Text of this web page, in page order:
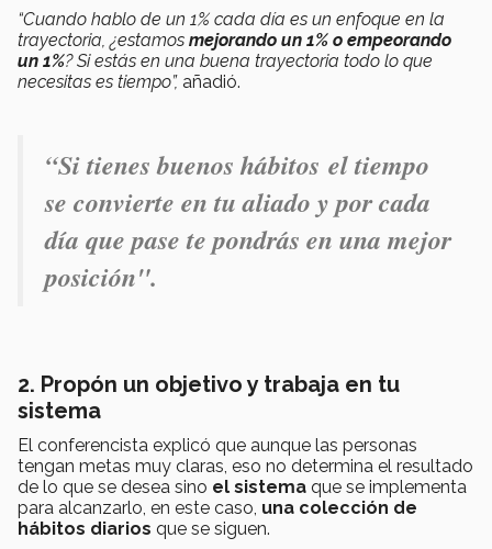
“Cuando hablo de un 1% cada día es un enfoque en la
trayectoria, ¿estamos mejorando un 1% o empeorando
un 1%? Si estás en una buena trayectoria todo lo que
necesitas es tiempo”, añadió.
“Si tienes buenos hábitos el tiempo
se convierte en tu aliado y por cada
día que pase te pondrás en una mejor
posición".
2. Propón un objetivo y trabaja en tu
sistema
El conferencista explicó que aunque las personas
tengan metas muy claras, eso no determina el resultado
de lo que se desea sino el sistema que se implementa
para alcanzarlo, en este caso, una colección de
hábitos diarios que se siguen.